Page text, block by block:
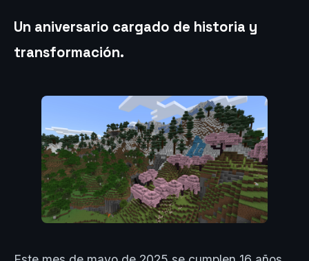
Un aniversario cargado de historia y
transformación.